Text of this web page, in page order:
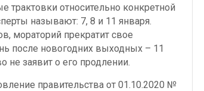
трактовки относительно конкретной
называют: 7, 8 и 11 января.
мораторий прекратит свое
после новогодних выходных – 11
не заявит о его продлении.
правительства от 01.10.2020 №